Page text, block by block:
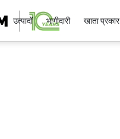
उत्पादों भागीदारी खाता प्रकार